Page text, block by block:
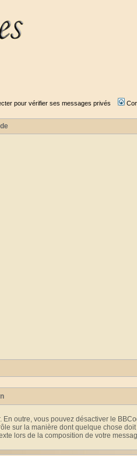
pour vérifier ses messages privés
outre, vous pouvez désactiver le
sur la manière dont quelque chose
lors de la composition de votre